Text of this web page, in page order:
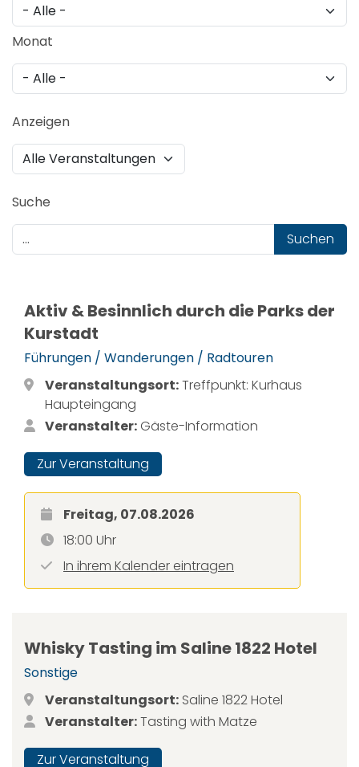
Monat
Anzeigen
Suche
Suchen
Aktiv & Besinnlich durch die Parks der
Kurstadt
Führungen / Wanderungen / Radtouren
Veranstaltungsort:Treffpunkt: Kurhaus
Haupteingang
Veranstalter: Gäste-Information
Zur Veranstaltung
Freitag, 07.08.2026
18:00 Uhr
In ihrem Kalender eintragen
Whisky Tasting im Saline 1822 Hotel
Sonstige
Veranstaltungsort: Saline 1822 Hotel
Veranstalter:Tasting with Matze
Zur Veranstaltung